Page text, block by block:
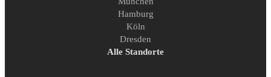
Hamburg
Köln
Dresden
Alle Standorte